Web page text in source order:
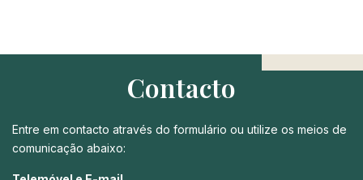
Contacto
Entre em contacto através do formulário ou utilize os meios de
comunicação abaixo: